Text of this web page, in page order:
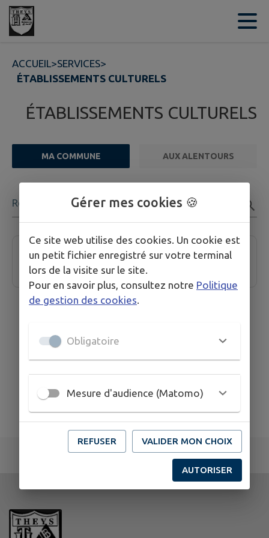
Contenu
ACCUEIL>SERVICES>
ÉTABLISSEMENTS CULTURELS
ÉTABLISSEMENTS CULTURELS
MA COMMUNE AUX ALENTOURS
Rechercher
Bibliothèque de Theys
Gérer mes cookies 🍪
Ce site web utilise des cookies. Un cookie est
un petit fichier enregistré sur votre terminal
lors de la visite sur le site.
Pour en savoir plus, consultez notre Politique
de gestion des cookies
Obligatoire
Mesure d'audience (Matomo)
REFUSER VALIDER MON CHOIX
AUTORISER